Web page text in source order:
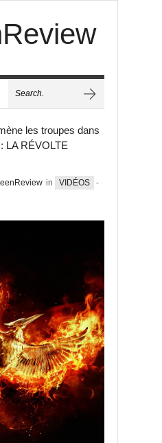
les troupes dans
LA RÉVOLTE
in VIDÉOS
-